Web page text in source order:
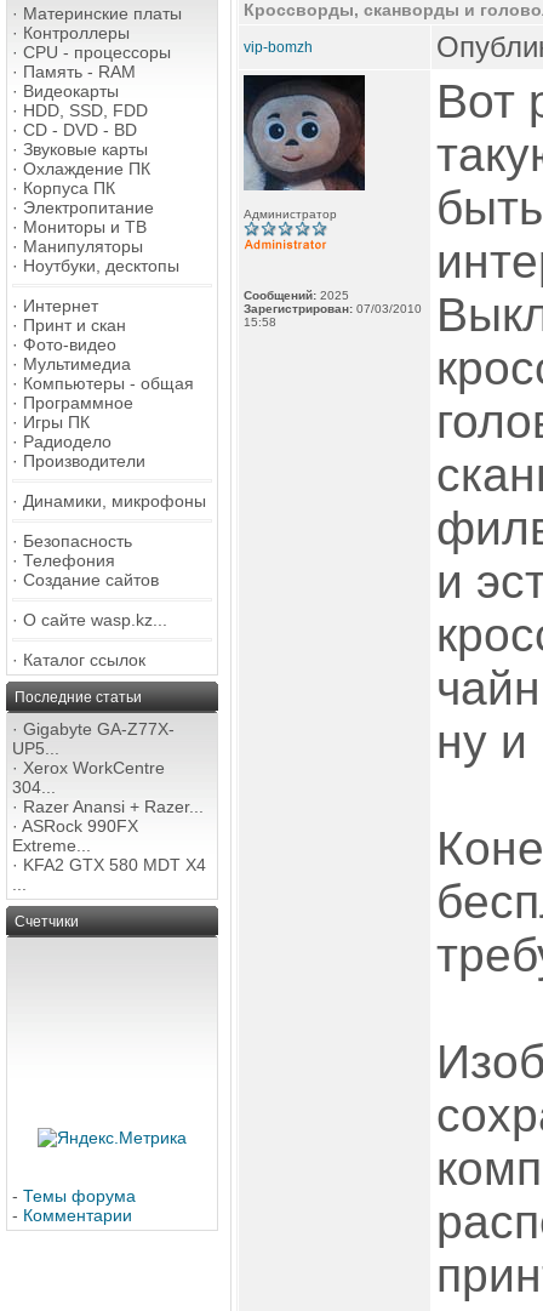
· Материнские платы
· Контроллеры
· CPU - процессоры
· Память - RAM
· Видеокарты
· HDD, SSD, FDD
· CD - DVD - BD
· Звуковые карты
· Охлаждение ПК
· Корпуса ПК
· Электропитание
· Мониторы и ТВ
· Манипуляторы
· Ноутбуки, десктопы
· Интернет
· Принт и скан
· Фото-видео
· Мультимедиа
· Компьютеры - общая
· Программное
· Игры ПК
· Радиодело
· Производители
· Динамики, микрофоны
· Безопасность
· Телефония
· Создание сайтов
· О сайте wasp.kz...
· Каталог ссылок
Последние статьи
· Gigabyte GA-Z77X-
UP5...
· Xerox WorkCentre
304...
· Razer Anansi + Razer...
· ASRock 990FX
Extreme...
· KFA2 GTX 580 MDT X4
Счетчики
- Темы форума
- Комментарии
Кроссворды, сканворды и
vip-bomzh
Администратор
Сообщений: 2025
Зарегистрирован: 07/03/2010
15:58
Вот
и
ну и